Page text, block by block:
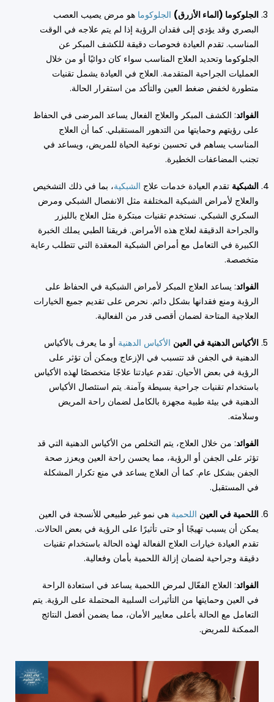
الجلوكوما (الماء الأزرق) الجلوكوما هو مرض يصيب العصب
البصري وقد يؤدي إلى فقدان الرؤية إذا لم يتم علاجه في الوقت
المناسب. تقدم العيادة فحوصات دقيقة للكشف المبكر عن
الجلوكوما وتحديد العلاج المناسب سواء كان دوائيًا أو من خلال
العمليات الجراحية المتقدمة. العلاج في العيادة يشمل تقنيات
متطورة لخفض ضغط العين والتأكد من استقرار الحالة.
الفوائد: الكشف المبكر والعلاج الفعال يساعد المرضى في الحفاظ
على رؤيتهم وحمايتها من التدهور المستقبلي. كما أن العلاج
المناسب يساهم في تحسين نوعية الحياة للمريض، ويساعد في
تجنب المضاعفات الخطيرة.
الشبكية تقدم العيادة خدمات علاج الشبكية، بما في ذلك التشخيص
والعلاج لأمراض الشبكية المختلفة مثل الانفصال الشبكي ومرض
السكري الشبكي. نستخدم تقنيات مبتكرة مثل العلاج بالليزر
والجراحة الدقيقة لعلاج هذه الأمراض. فريقنا الطبي يملك الخبرة
الكبيرة في التعامل مع أمراض الشبكية المعقدة التي تتطلب رعاية
متخصصة.
الفوائد: يساعد العلاج المبكر لأمراض الشبكية في الحفاظ على
الرؤية ومنع فقدانها بشكل دائم. نحرص على تقديم جميع الخيارات
العلاجية المتاحة لضمان أقصى قدر من الفعالية.
الأكياس الدهنية في العين الأكياس الدهنية أو ما يعرف بالأكياس
الدهنية في الجفن قد تتسبب في الإزعاج ويمكن أن تؤثر على
الرؤية في بعض الأحيان. تقدم عيادتنا علاجًا متخصصًا لهذه الأكياس
باستخدام تقنيات جراحية بسيطة وآمنة. يتم استئصال الأكياس
الدهنية في بيئة طبية مجهزة بالكامل لضمان راحة المريض
وسلامته.
الفوائد: من خلال العلاج، يتم التخلص من الأكياس الدهنية التي قد
تؤثر على الجفن أو الرؤية، مما يحسن راحة العين ويعزز صحة
الجفن بشكل عام. كما أن العلاج يساعد في منع تكرار المشكلة
في المستقبل.
اللحمية في العين اللحمية هي نمو غير طبيعي للأنسجة في العين
يمكن أن يسبب تهيجًا أو حتى تأثيرًا على الرؤية في بعض الحالات.
تقدم العيادة خيارات العلاج الفعالة لهذه الحالة باستخدام تقنيات
دقيقة وجراحية لضمان إزالة اللحمية بأمان وفعالية.
الفوائد: العلاج الفعّال لمرض اللحمية يساعد في استعادة الراحة
في العين وحمايتها من التأثيرات السلبية المحتملة على الرؤية. يتم
التعامل مع الحالة بأعلى معايير الأمان، مما يضمن أفضل النتائج
الممكنة للمريض.